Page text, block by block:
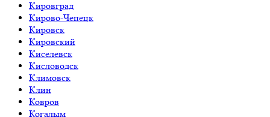
Кировград
Кирово-Чепецк
Кировск
Кировский
Киселевск
Кисловодск
Климовск
Клин
Ковров
Когалым